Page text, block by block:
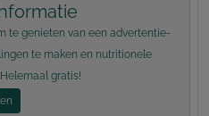
te genieten van een advertentie-
te maken en nutritionele
gratis!